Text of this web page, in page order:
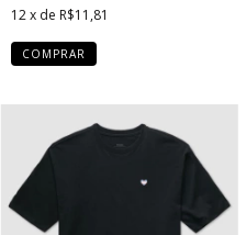
12x de R$11,81
COMPRAR